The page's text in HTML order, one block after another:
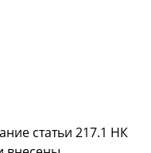
статьи 217.1 НК